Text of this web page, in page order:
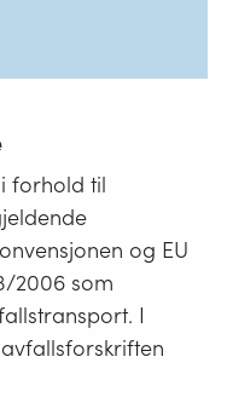
forhold til
og EU
2006 som
I